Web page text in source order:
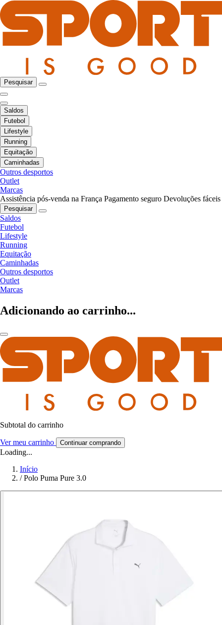
Pesquisar
Saldos
Futebol
Lifestyle
Running
Equitação
Caminhadas
Outros desportos
Outlet
Marcas
Assistência pós-venda na França Pagamento seguro Devoluções fáceis
Pesquisar
Saldos
Futebol
Lifestyle
Running
Equitação
Caminhadas
Outros desportos
Outlet
Marcas
Adicionando ao carrinho...
Subtotal do carrinho
Ver meu carrinho Continuar comprando
Loading...
Início
/ Polo Puma Pure 3.0